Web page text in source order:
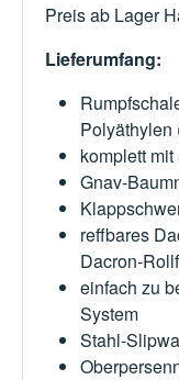
Preis ab Lager
Lieferumfang:
Polyäthylen
komplett
Gnav-
reffbares
einfach zu
System
Stahl-